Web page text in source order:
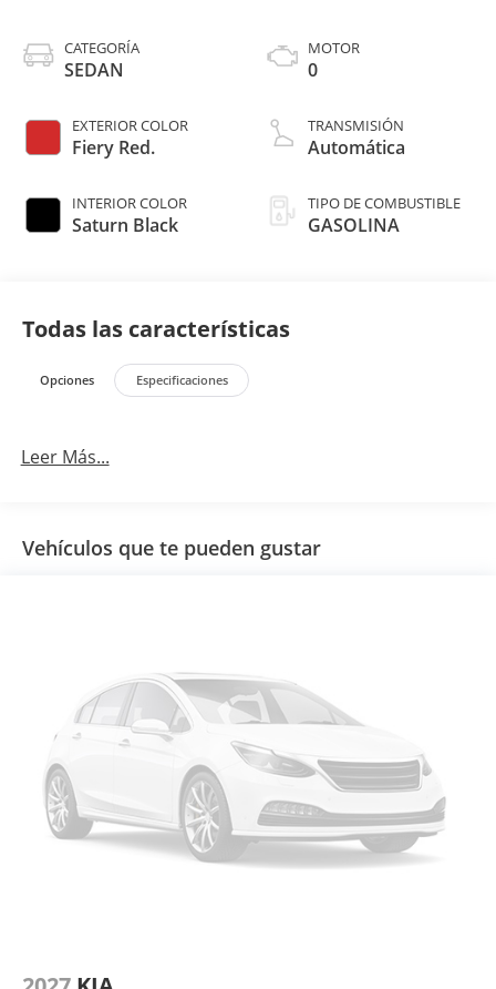
CATEGORÍA
SEDAN
EXTERIOR COLOR
Fiery Red.
INTERIOR COLOR
Saturn Black
MOTOR
0
TRANSMISIÓN
Automática
TIPO DE COMBUSTIBLE
GASOLINA
Todas las características
Opciones Especificaciones
Leer Más...
Vehículos que te pueden gustar